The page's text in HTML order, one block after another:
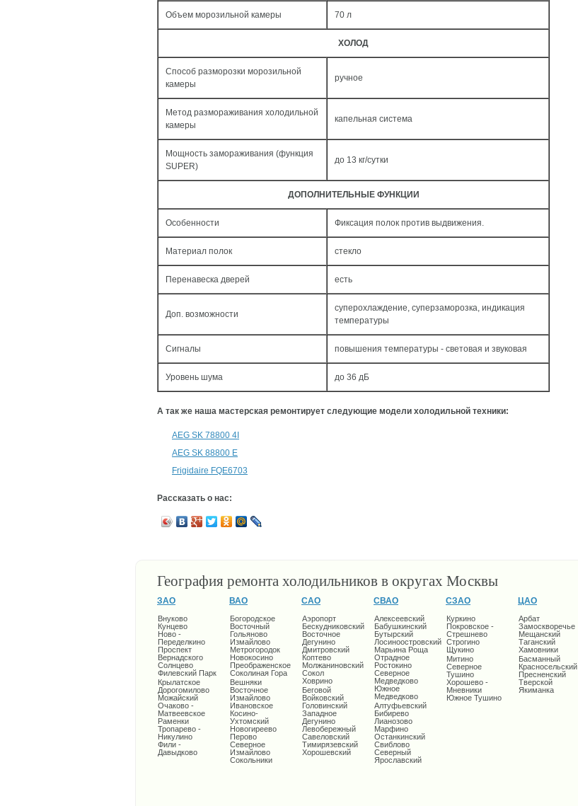
Объем морозильной камеры 70 л
ХОЛОД
Способ разморозки морозильной
камеры
ручное
Метод размораживания холодильной
камеры
капельная система
Мощность замораживания (функция
SUPER)
до 13 кг/cутки
ДОПОЛНИТЕЛЬНЫЕ ФУНКЦИИ
Особенности Фиксация полок против выдвижения.
Материал полок стекло
Перенавеска дверей есть
Доп. возможности
суперохлаждение, суперзаморозка, индикация
температуры
Сигналы повышения температуры - световая и звуковая
Уровень шума до 36 дБ
А так же наша мастерская ремонтирует следующие модели холодильной техники:
AEG SK 78800 4I
AEG SK 88800 E
Frigidaire FQE6703
Рассказать о нас:
География ремонта холодильников в округах Москвы
ЗАО
Внуково
Кунцево
Ново -
Переделкино
Проспект
Вернадского
Солнцево
Филевский Парк
Крылатское
Дорогомилово
Можайский
Очаково -
Матвеевское
Раменки
Тропарево -
Никулино
Фили -
Давыдково
ВАО
Богородское
Восточный
Гольяново
Измайлово
Метрогородок
Новокосино
Преображенское
Соколиная Гора
Вешняки
Восточное
Измайлово
Ивановское
Косино-
Ухтомский
Новогиреево
Перово
Северное
Измайлово
Сокольники
САО
Аэропорт
Бескудниковский
Восточное
Дегунино
Дмитровский
Коптево
Молжаниновский
Сокол
Ховрино
Беговой
Войковский
Головинский
Западное
Дегунино
Левобережный
Савеловский
Тимирязевский
Хорошевский
СВАО
Алексеевский
Бабушкинский
Бутырский
Лосиноостровский
Марьина Роща
Отрадное
Ростокино
Северное
Медведково
Южное
Медведково
Алтуфьевский
Бибирево
Лианозово
Марфино
Останкинский
Свиблово
Северный
Ярославский
СЗАО
Куркино
Покровское -
Стрешнево
Строгино
Щукино
Митино
Северное
Тушино
Хорошево -
Мневники
Южное Тушино
ЦАО
Арбат
Замоскворечье
Мещанский
Таганский
Хамовники
Басманный
Красносельский
Пресненский
Тверской
Якиманка